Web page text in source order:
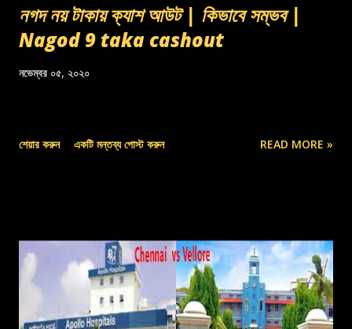
নগদ নয় টাকায় ক্যাশ আউট | কিভাবে সম্ভব |
Nagod 9 taka cashout
নভেম্বর ০৫, ২০২০
শেয়ার করুন একটি মন্তব্য পোস্ট করুন READ MORE »